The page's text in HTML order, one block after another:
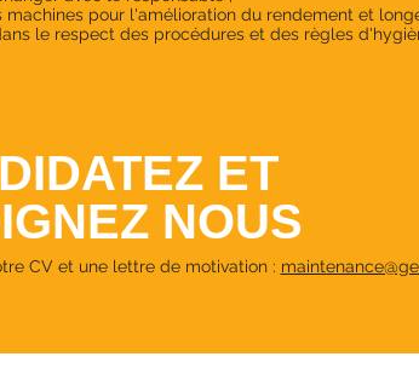
pour l'amélioration du rendement et
le respect des procédures et des règles
ET
NOUS
CV et une lettre de motivation :